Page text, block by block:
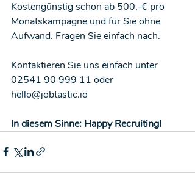
Kostengünstig schon ab 500,-€ pro
Monatskampagne und für Sie ohne
Aufwand. Fragen Sie einfach nach.
Kontaktieren Sie uns einfach unter
02541 90 999 11 oder
hello@jobtastic.io
In diesem Sinne: Happy Recruiting!